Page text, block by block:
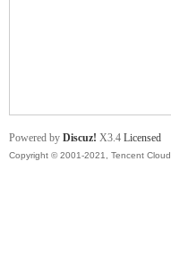
Powered by Discuz! X3.4 Licensed
Copyright © 2001-2021, Tencent Cloud.